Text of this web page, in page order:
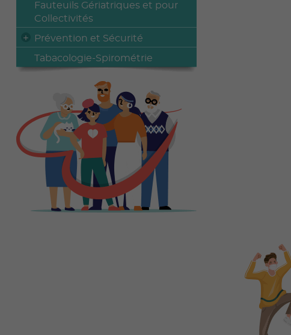
Fauteuils Gériatriques et pour
Collectivités
Prévention et Sécurité
Tabacologie-Spirométrie